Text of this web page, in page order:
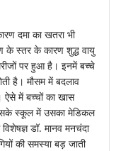
दमा का खतरा भी
के स्तर के कारण शुद्ध वायु
पर हुआ है। इनमें बच्चे
है। मौसम में बदलाव
ऐसे में बच्चों का खास
स्कूल में उसका मेडिकल
डॉ. मानव मनचंदा
की समस्या बड़ जाती